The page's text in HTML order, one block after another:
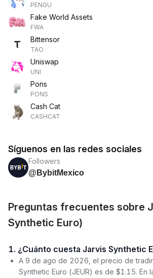
PENGU
Fake World Assets
FWA
Bittensor
TAO
Uniswap
UNI
Pons
PONS
Cash Cat
CASHCAT
Síguenos en las redes sociales
Followers
@BybitMexico
Preguntas frecuentes sobre
Synthetic Euro)
1. ¿Cuánto cuesta Jarvis Synthetic
A 9 de ago de 2026, el precio de
Synthetic Euro (JEUR) es de $1.15. En